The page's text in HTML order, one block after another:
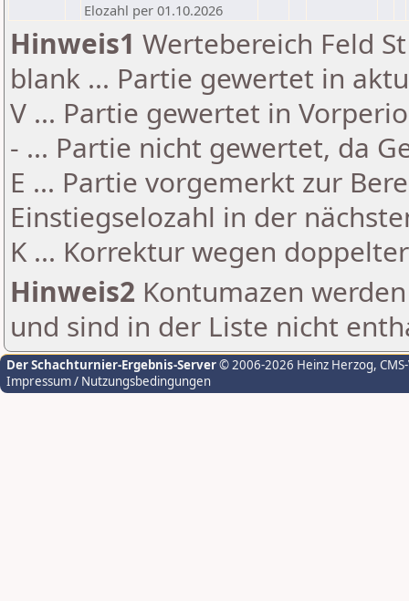
Elozahl per 01.10.2026
Hinweis1 Wertebereich Feld
blank ... Partie gewertet in
V ... Partie gewertet in
- ... Partie nicht gewertet, da
E ... Partie vorgemerkt zur
Einstiegselozahl in der
K ... Korrektur wegen
Hinweis2 Kontumazen
und sind in der Liste nicht
Der Schachturnier-Ergebnis-Server© 2006-2026 Heinz Herzog,
Impressum / Nutzungsbedingungen